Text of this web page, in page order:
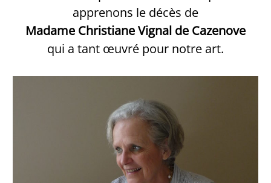
apprenons le décès de
Madame Christiane Vignal de Cazenove
qui a tant œuvré pour notre art.